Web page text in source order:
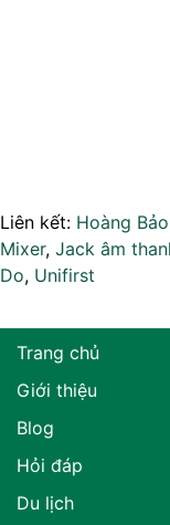
Liên kết: Hoàng
Mixer, Jack âm
Do, Unifirst
Trang chủ
Giới thiệu
Blog
Hỏi đáp
Du lịch